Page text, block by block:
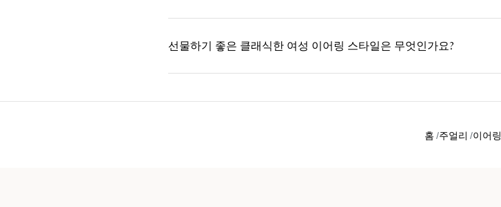
선물하기 좋은 클래식한 여성 이어링 스타일은 무엇인가요?
홈 주얼리 이어링